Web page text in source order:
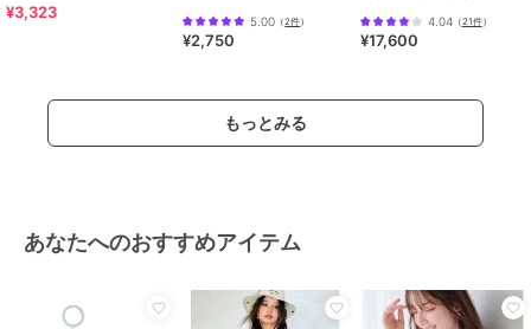
¥3,323 5.00 （2件）
¥2,750
4.04 （21件）
¥17,600
もっとみる
あなたへのおすすめアイテム